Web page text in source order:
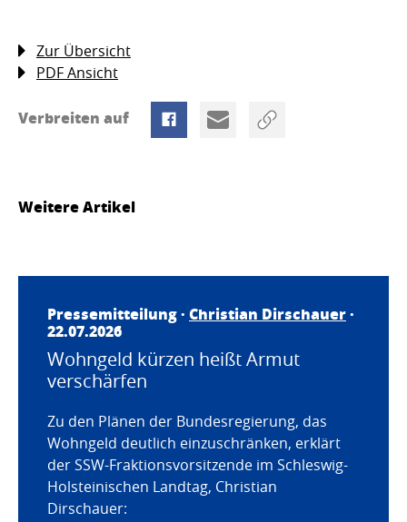
Zur Übersicht
PDF Ansicht
Verbreiten auf
Weitere Artikel
Pressemitteilung · Christian Dirschauer·
22.07.2026
Wohngeld kürzen heißt Armut
verschärfen
Zu den Plänen der Bundesregierung, das
Wohngeld deutlich einzuschränken, erklärt
der SSW-Fraktionsvorsitzende im Schleswig-
Holsteinischen Landtag, Christian
Dirschauer: